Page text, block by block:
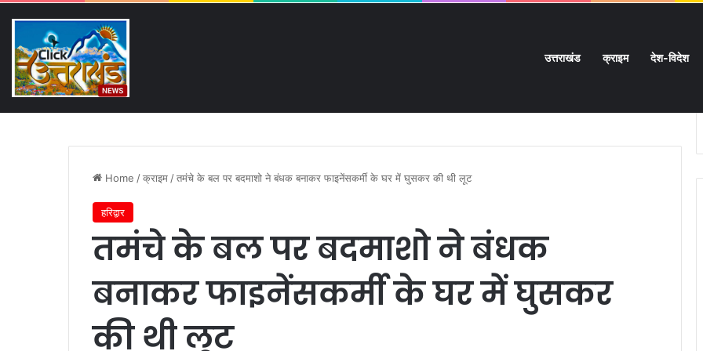
उत्तराखंड क्राइम देश-विदेश
Friday, August 7 2026
Home /क्राइम /तमंचे के बल पर बदमाशो ने बंधक बनाकर फाइनेंसकर्मी के घर में घुसकर की थी लूट
हरिद्वार
तमंचे के बल पर बदमाशो ने बंधक
बनाकर फाइनेंसकर्मी के घर में घुसकर
की थी लूट